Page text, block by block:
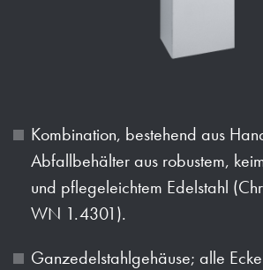
Kombination, bestehend aus
Abfallbehälter aus robustem,
und pflegeleichtem Edelstahl
WN 1.4301).
Ganzedelstahlgehäuse; alle